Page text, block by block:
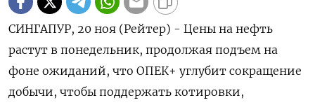
СИНГАПУР, 20 ноя (Рейтер) - Цены на нефть
растут в понедельник, продолжая подъем на
фоне ожиданий, что ОПЕК+ углубит сокращение
добычи, чтобы поддержать котировки,